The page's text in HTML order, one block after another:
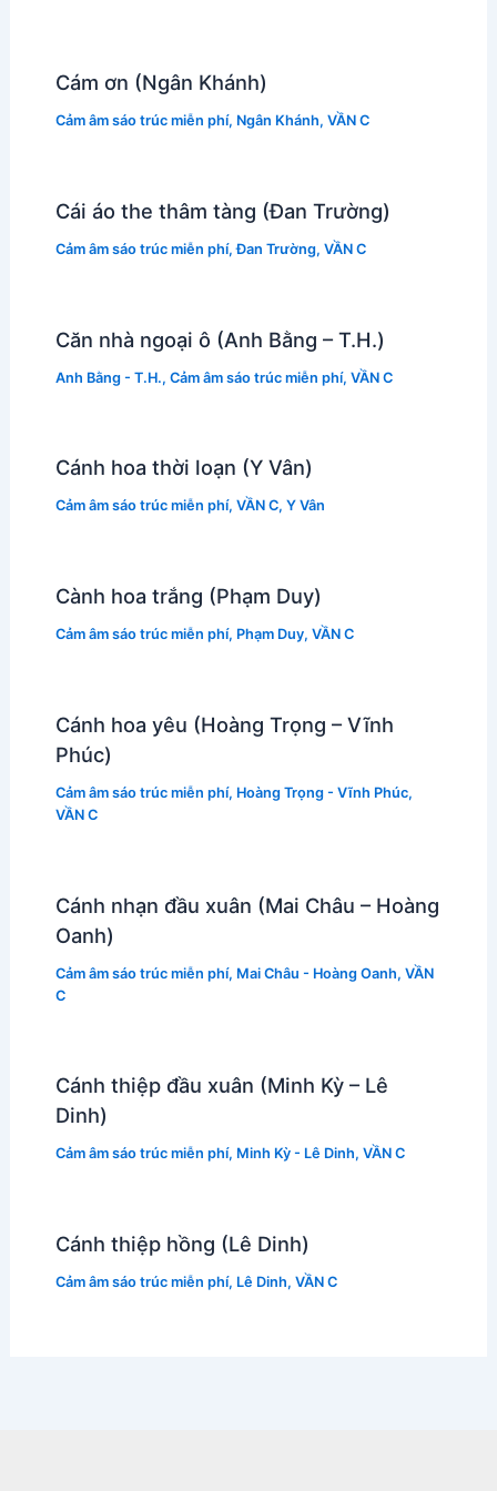
Cám ơn (Ngân Khánh)
Cảm âm sáo trúc miễn phí, Ngân Khánh, VẦN C
Cái áo the thâm tàng (Đan Trường)
Cảm âm sáo trúc miễn phí,Đan Trường, VẦN C
Căn nhà ngoại ô (Anh Bằng – T.H.)
Anh Bằng - T.H., Cảm âm sáo trúc miễn phí, VẦN C
Cánh hoa thời loạn (Y Vân)
Cảm âm sáo trúc miễn phí, VẦN C, Y Vân
Cành hoa trắng (Phạm Duy)
Cảm âm sáo trúc miễn phí, Phạm Duy, VẦN C
Cánh hoa yêu (Hoàng Trọng – Vĩnh
Phúc)
Cảm âm sáo trúc miễn phí, Hoàng Trọng - Vĩnh Phúc,
VẦN C
Cánh nhạn đầu xuân (Mai Châu – Hoàng
Oanh)
Cảm âm sáo trúc miễn phí, Mai Châu - Hoàng Oanh, VẦN
C
Cánh thiệp đầu xuân (Minh Kỳ – Lê
Dinh)
Cảm âm sáo trúc miễn phí, Minh Kỳ - Lê Dinh, VẦN C
Cánh thiệp hồng (Lê Dinh)
Cảm âm sáo trúc miễn phí, Lê Dinh, VẦN C